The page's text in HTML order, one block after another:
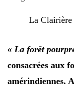
La Clairière
« La forêt
consacrées aux
amérindiennes.